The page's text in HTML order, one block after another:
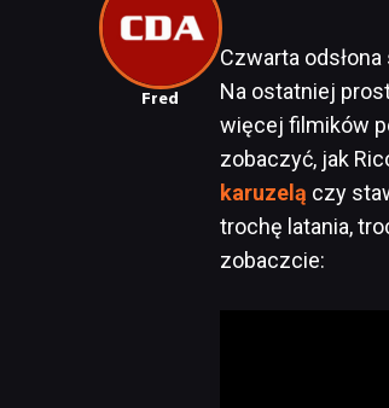
Fred
Czwarta
Na ostatniej
więcej filmików
zobaczyć, jak
karuzelą czy
trochę latania,
zobaczcie: